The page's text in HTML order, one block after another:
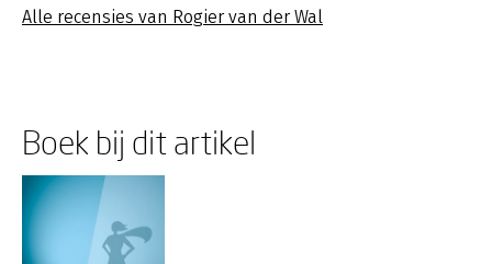
Alle recensies van Rogier van der Wal
Boek bij dit artikel